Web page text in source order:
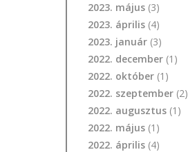
2023. május (3)
2023. április (4)
2023. január (3)
2022. december (1)
2022. október (1)
2022. szeptember (2)
2022. augusztus (1)
2022. május (1)
2022. április (4)